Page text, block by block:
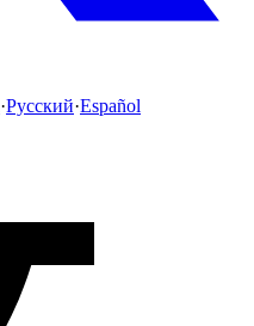
·Русский·Español